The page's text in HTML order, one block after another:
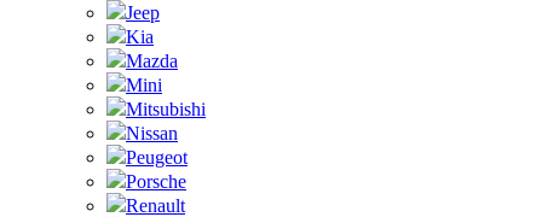
Jeep
Kia
Mazda
Mini
Mitsubishi
Nissan
Peugeot
Porsche
Renault